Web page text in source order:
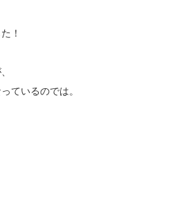
！
ているのでは。